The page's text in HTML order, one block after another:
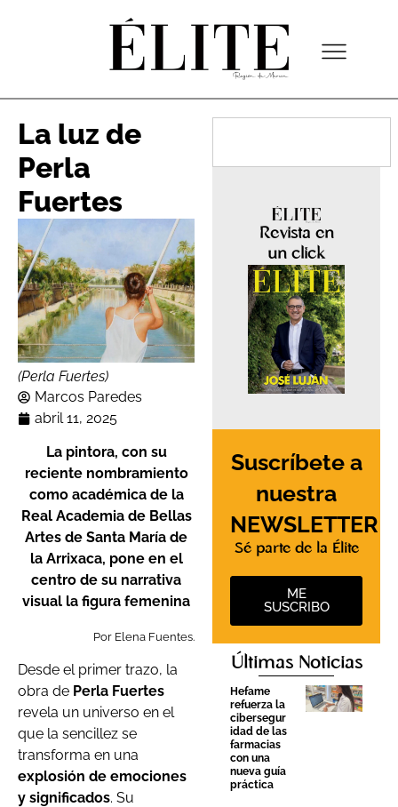
La luz de
Perla
Fuertes
(Perla Fuertes)
Marcos Paredes
abril 11, 2025
La pintora, con su
reciente nombramiento
como académica de la
Real Academia de Bellas
Artes de Santa María de
la Arrixaca, pone en el
centro de su narrativa
visual la figura femenina
Por Elena Fuentes.
Desde el primer trazo, la
obra de Perla Fuertes
revela un universo en el
que la sencillez se
transforma en una
explosión de emociones
y significados. Su
Revista en
un click
Suscríbete a
nuestra
NEWSLETTER
Sé parte de la Élite
ME
SUSCRIBO
Últimas Noticias
Hefame
refuerza la
cibersegur
idad de las
farmacias
con una
nueva guía
práctica